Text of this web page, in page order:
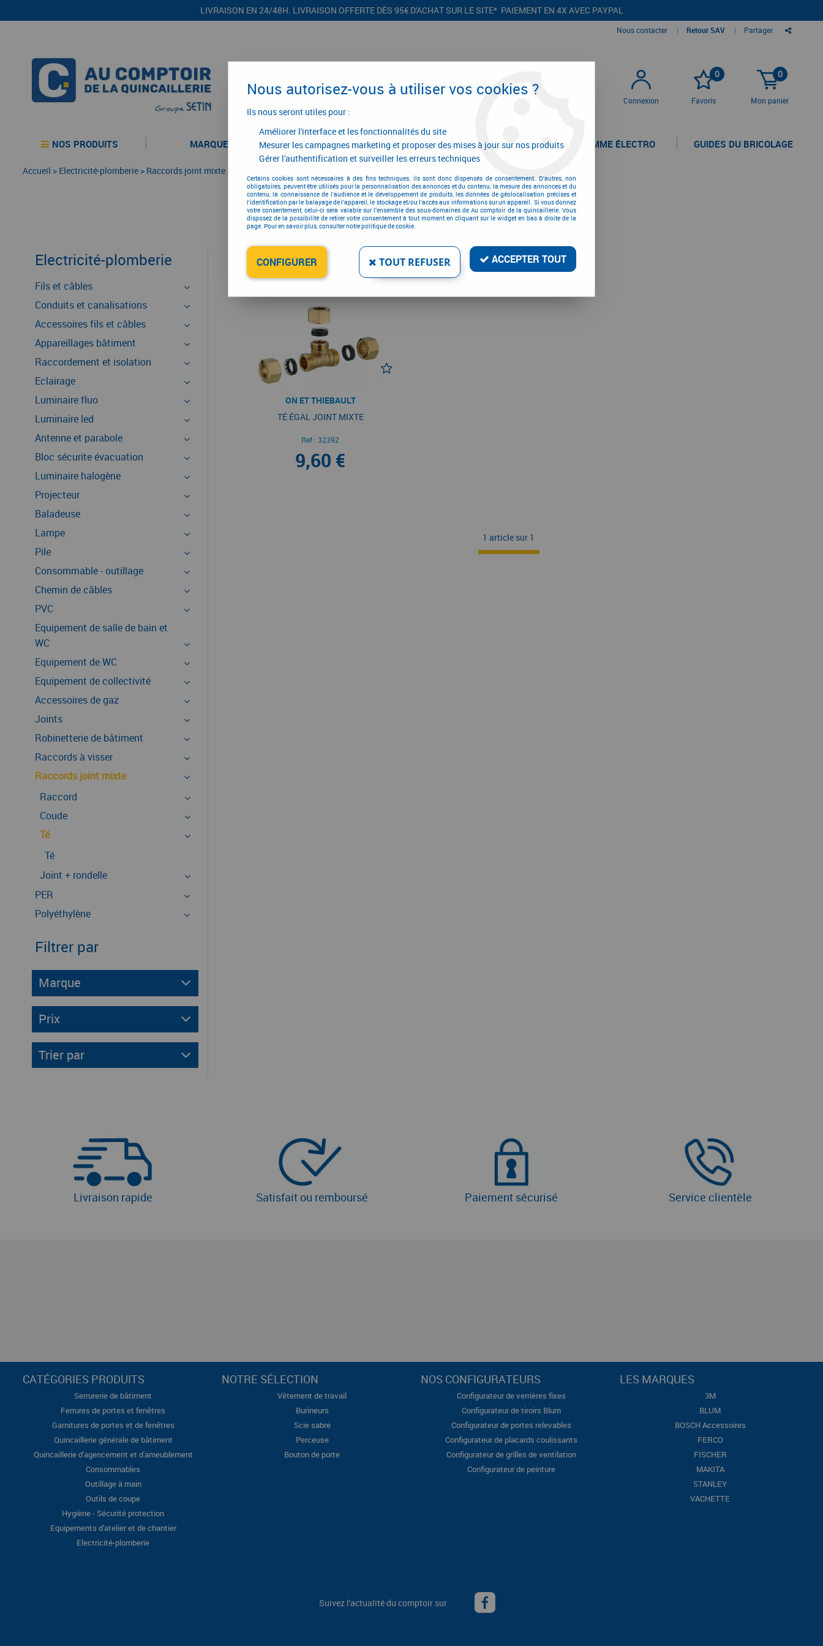
LIVRAISON EN 24/48H. LIVRAISON OFFERTE DÈS 95€ D'ACHAT SUR LE SITE* PAIEMENT EN 4X AVEC PAYPAL
Nous contacter | Retour SAV | Partager
Connexion
0
Favoris
0
Mon panier
NOS PRODUITS MARQUES CONFIGURATEURS PROMOTIONS LA GAMME ÉLECTRO GUIDES DU BRICOLAGE
Accueil > Electricité-plomberie > Raccords joint mixte
Té
Electricité-plomberie
Fils et câbles
Conduits et canalisations
Accessoires fils et câbles
Appareillages bâtiment
Raccordement et isolation
Eclairage
Luminaire fluo
Luminaire led
Antenne et parabole
Bloc sécurite évacuation
Luminaire halogène
Projecteur
Baladeuse
Lampe
Pile
Consommable - outillage
Chemin de câbles
PVC
Equipement de salle de bain et
WC
Equipement de WC
Equipement de collectivité
Accessoires de gaz
Joints
Robinetterie de bâtiment
Raccords à visser
Raccords joint mixte
Raccord
Coude
Té
Té
Joint + rondelle
PER
Polyéthylène
Filtrer par
Marque
Prix
Trier par
1 article sur1
ON ET THIEBAULT
TÉ ÉGAL JOINT MIXTE
Ref :32392
9,60 €
1 article sur 1
Livraison rapide Satisfait ou remboursé Paiement sécurisé Service clientèle
CATÉGORIES PRODUITS
Serrurerie de bâtiment
Ferrures de portes et fenêtres
Garnitures de portes et de fenêtres
Quincaillerie générale de bâtiment
Quincaillerie d'agencement et d'ameublement
Consommables
Outillage à main
Outils de coupe
Hygiène - Sécurité protection
Equipements d'atelier et de chantier
Electricité-plomberie
NOTRE SÉLECTION
Vêtement de travail
Burineurs
Scie sabre
Perceuse
Bouton de porte
NOS CONFIGURATEURS
Configurateur de verrières fixes
Configurateur de tiroirs Blum
Configurateur de portes relevables
Configurateur de placards coulissants
Configurateur de grilles de ventilation
Configurateur de peinture
LES MARQUES
3M
BLUM
BOSCH Accessoires
FERCO
FISCHER
MAKITA
STANLEY
VACHETTE
Suivez l'actualité du comptoir sur
Nous autorisez-vous à utiliser vos cookies ?
Ils nous seront utiles pour :
Améliorer l'interface et les fonctionnalités du site
Mesurer les campagnes marketing et proposer des mises à jour sur nos produits
Gérer l'authentification et surveiller les erreurs techniques
Certains cookies sont nécessaires à des fins techniques, ils sont donc dispensés de consentement. D'autres, non
obligatoires, peuvent être utilisés pour la personnalisation des annonces et du contenu, la mesure des annonces et du
contenu, la connaissance de l'audience et le développement de produits, les données de géolocalisation précises et
l'identification par le balayage de l'appareil, le stockage et/ou l'accès aux informations sur un appareil. Si vous donnez
votre consentement, celui-ci sera valable sur l’ensemble des sous-domaines de Au comptoir de la quincaillerie. Vous
disposez de la possibilité de retirer votre consentement à tout moment en cliquant sur le widget en bas à droite de la
page. Pour en savoir plus, consulter notre politique de cookie.
CONFIGURER TOUT REFUSER ACCEPTER TOUT